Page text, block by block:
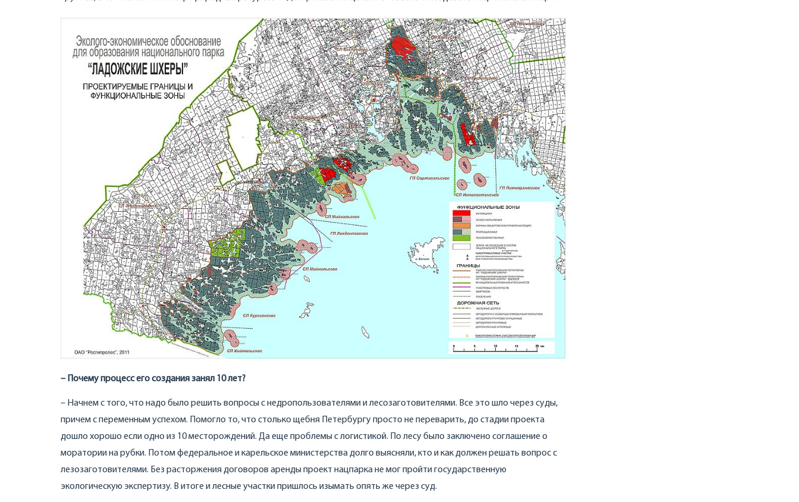
– Почему процесс его создания занял 10 лет?
– Начнем с того, что надо было решить вопросы с недропользователями и лесозаготовителями. Все это шло через суды,
причем с переменным успехом. Помогло то, что столько щебня Петербургу просто не переварить, до стадии проекта
дошло хорошо если одно из 10 месторождений. Да еще проблемы с логистикой. По лесу было заключено соглашение о
моратории на рубки. Потом федеральное и карельское министерства долго выясняли, кто и как должен решать вопрос с
лезозаготовителями. Без расторжения договоров аренды проект нацпарка не мог пройти государственную
экологическую экспертизу. В итоге и лесные участки пришлось изымать опять же через суд.